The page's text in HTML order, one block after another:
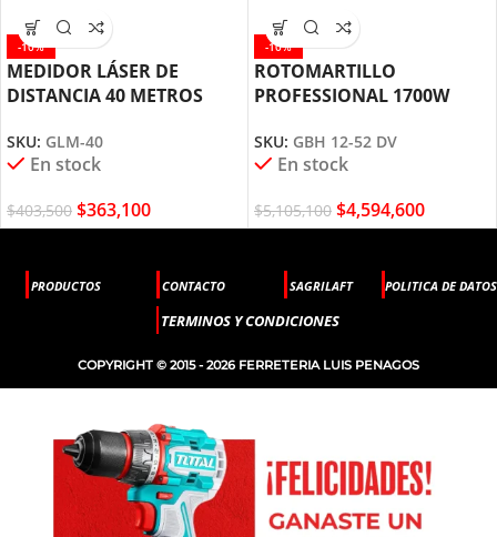
-10%
MEDIDOR LÁSER DE
DISTANCIA 40 METROS
SKU: GLM-40
En stock
$403,500 $363,100
-10%
ROTOMARTILLO
PROFESSIONAL 1700W
SKU: GBH 12-52 DV
En stock
$5,105,100 $4,594,600
PRODUCTOS CONTACTO SAGRILAFT POLITICA DE DATOS
TERMINOS Y CONDICIONES
COPYRIGHT © 2015 - 2026 FERRETERIA LUIS PENAGOS